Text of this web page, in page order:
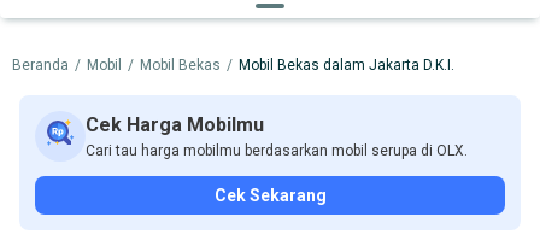
Harga Merek Dan Model Tahun
Tipe Bodi Tipe Membership
Beranda / Mobil / Mobil Bekas / Mobil Bekas dalam Jakarta D.K.I.
Cek Harga Mobilmu
Cari tau harga mobilmu berdasarkan mobil serupa di OLX.
Cek Sekarang